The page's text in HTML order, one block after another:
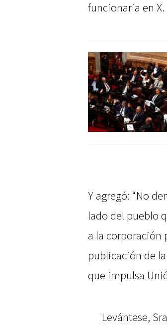
funcionaria en X.
Y agregó: “No
lado del pueblo
a la corporación
publicación de
que impulsa
Levántese,